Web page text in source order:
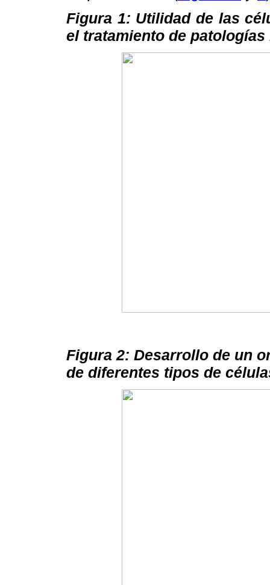
Figura 1: Utilidad de las
el tratamiento de patologías
Figura 2: Desarrollo de un
de diferentes tipos de